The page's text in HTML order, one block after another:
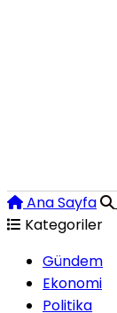
Ana Sayfa
Kategoriler
Gündem
Ekonomi
Politika